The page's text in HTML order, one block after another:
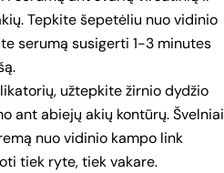
Tepkite šepetėliu nuo vidinio
serumą susigerti 1-3 minutes
užtepkite žirnio dydžio
ant abiejų akių kontūrų. Švelniai
nuo vidinio kampo link
tiek ryte, tiek vakare.